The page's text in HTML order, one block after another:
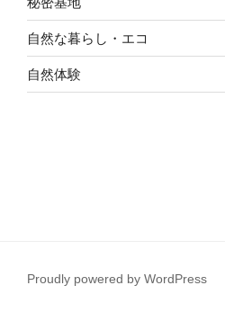
自然な暮らし・エコ
自然体験
Proudly powered by WordPress